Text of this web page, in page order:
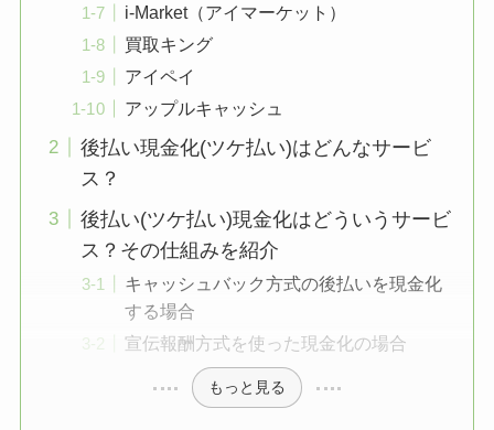
i-Market（アイマーケット）
買取キング
アイペイ
アップルキャッシュ
後払い現金化(ツケ払い)はどんなサービ
ス？
後払い(ツケ払い)現金化はどういうサービ
ス？その仕組みを紹介
キャッシュバック方式の後払いを現金化
する場合
宣伝報酬方式を使った現金化の場合
もっと見る